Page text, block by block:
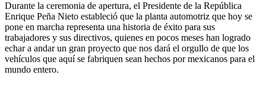
Durante la ceremonia de apertura, el Presidente de la República
Enrique Peña Nieto estableció que la planta automotriz que hoy se
pone en marcha representa una historia de éxito para sus
trabajadores y sus directivos, quienes en pocos meses han logrado
echar a andar un gran proyecto que nos dará el orgullo de que los
vehículos que aquí se fabriquen sean hechos por mexicanos para el
mundo entero.